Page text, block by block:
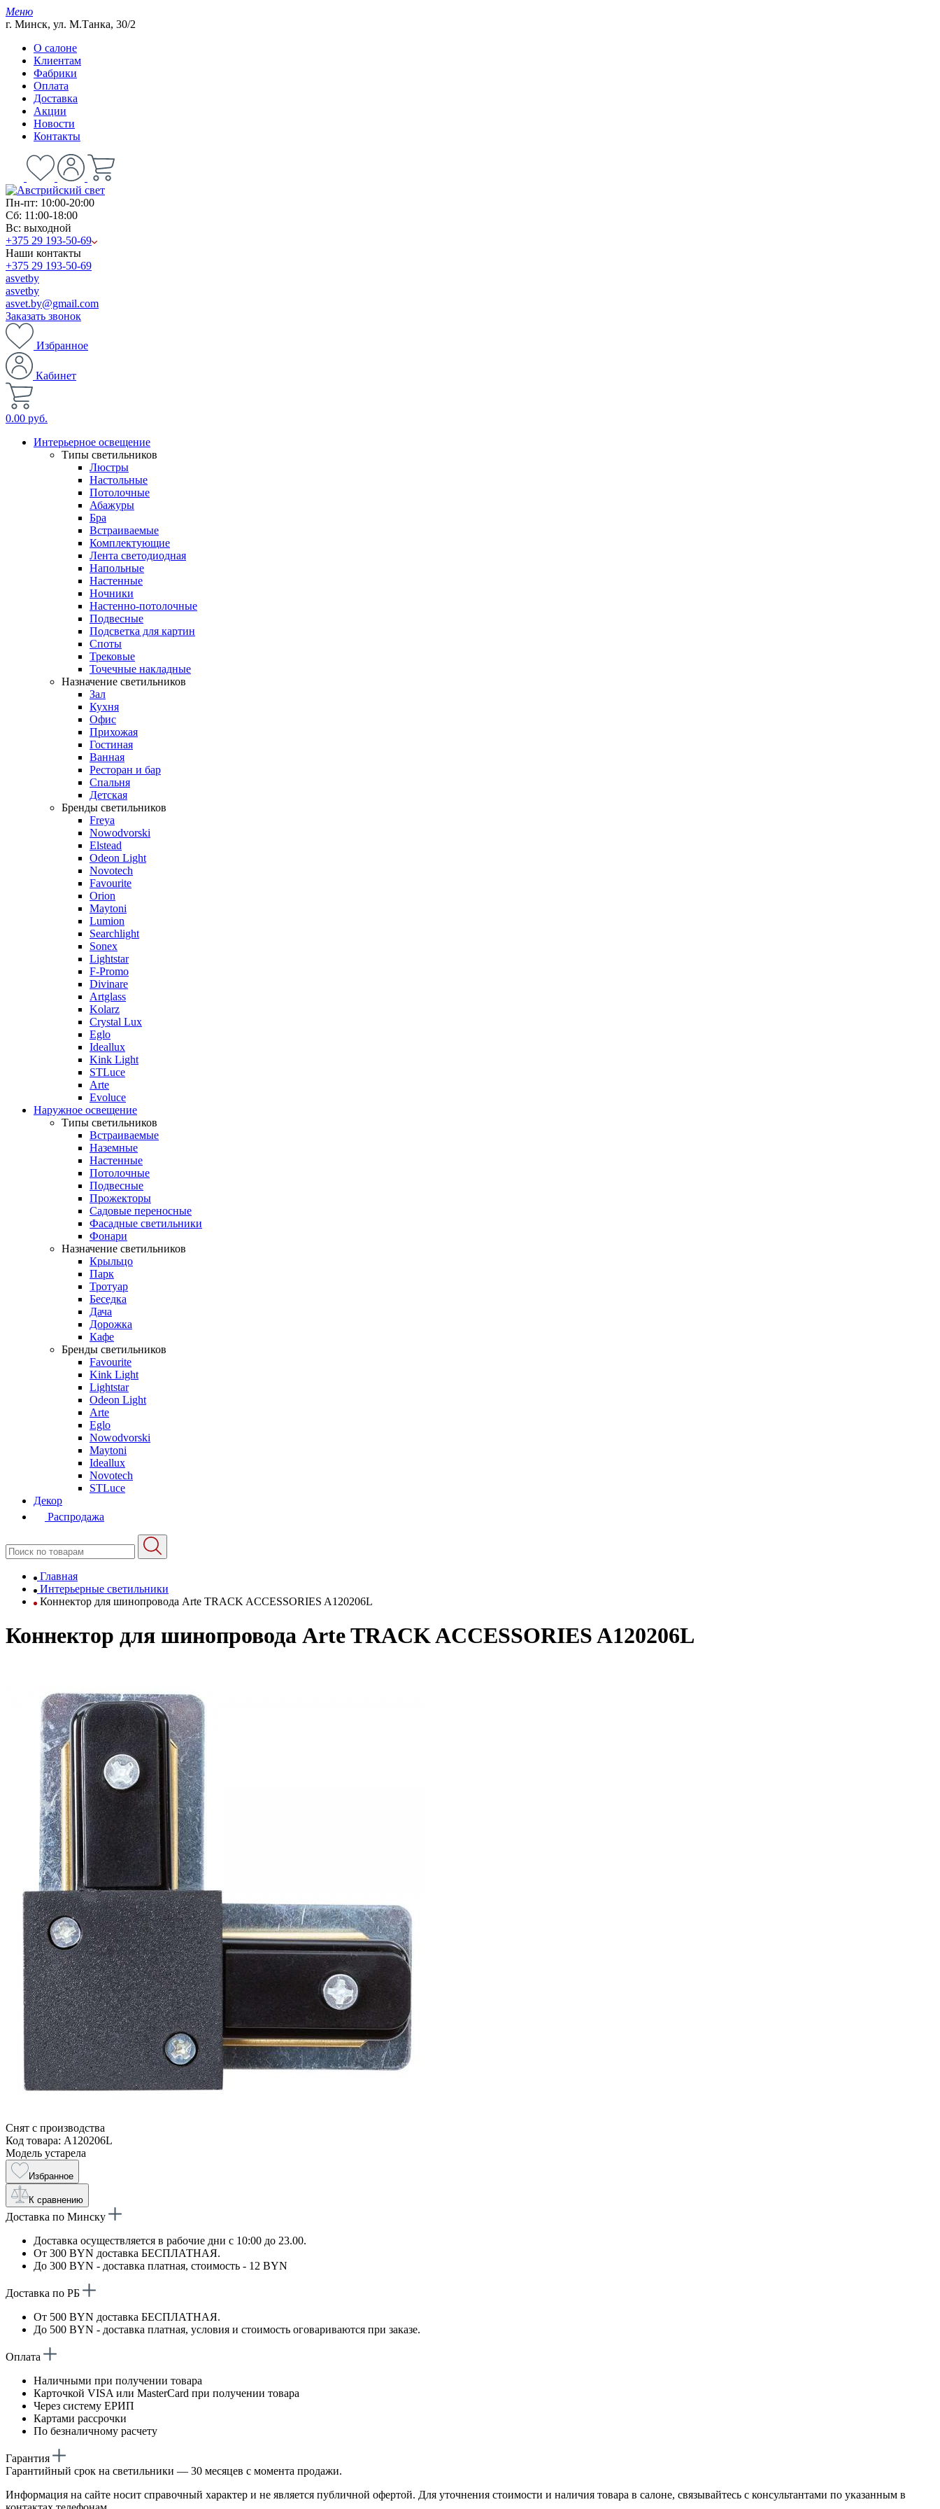
Меню
г. Минск, ул. М.Танка, 30/2
О салоне
Клиентам
Фабрики
Оплата
Доставка
Акции
Новости
Контакты
Пн-пт: 10:00-20:00
Сб: 11:00-18:00
Вс: выходной
+375 29 193-50-69
Наши контакты
+375 29 193-50-69
asvetby
asvetby
asvet.by@gmail.com
Заказать звонок
Избранное
Кабинет
0.00 руб.
Интерьерное освещение
Типы светильников
Люстры
Настольные
Потолочные
Абажуры
Бра
Встраиваемые
Комплектующие
Лента светодиодная
Напольные
Настенные
Ночники
Настенно-потолочные
Подвесные
Подсветка для картин
Споты
Трековые
Точечные накладные
Назначение светильников
Зал
Кухня
Офис
Прихожая
Гостиная
Ванная
Ресторан и бар
Спальня
Детская
Бренды светильников
Freya
Nowodvorski
Elstead
Odeon Light
Novotech
Favourite
Orion
Maytoni
Lumion
Searchlight
Sonex
Lightstar
F-Promo
Divinare
Artglass
Kolarz
Crystal Lux
Eglo
Ideallux
Kink Light
STLuce
Arte
Evoluce
Наружное освещение
Типы светильников
Встраиваемые
Наземные
Настенные
Потолочные
Подвесные
Прожекторы
Садовые переносные
Фасадные светильники
Фонари
Назначение светильников
Крыльцо
Парк
Тротуар
Беседка
Дача
Дорожка
Кафе
Бренды светильников
Favourite
Kink Light
Lightstar
Odeon Light
Arte
Eglo
Nowodvorski
Maytoni
Ideallux
Novotech
STLuce
Декор
Распродажа
Главная
Интерьерные светильники
Коннектор для шинопровода Arte TRACK ACCESSORIES A120206L
Коннектор для шинопровода Arte TRACK ACCESSORIES A120206L
Снят с производства
Код товара: A120206L
Модель устарела
Избранное
К сравнению
Доставка по Минску
Доставка осуществляется в рабочие дни с 10:00 до 23.00.
От 300 BYN доставка БЕСПЛАТНАЯ.
До 300 BYN - доставка платная, стоимость - 12 BYN
Доставка по РБ
От 500 BYN доставка БЕСПЛАТНАЯ.
До 500 BYN - доставка платная, условия и стоимость оговариваются при заказе.
Оплата
Наличными при получении товара
Карточкой VISA или MasterCard при получении товара
Через систему ЕРИП
Картами рассрочки
По безналичному расчету
Гарантия
Гарантийный срок на светильники — 30 месяцев с момента продажи.
Информация на сайте носит справочный характер и не является публичной офертой. Для уточнения стоимости и наличия товара в салоне, связывайтесь с консультантами по указанным в